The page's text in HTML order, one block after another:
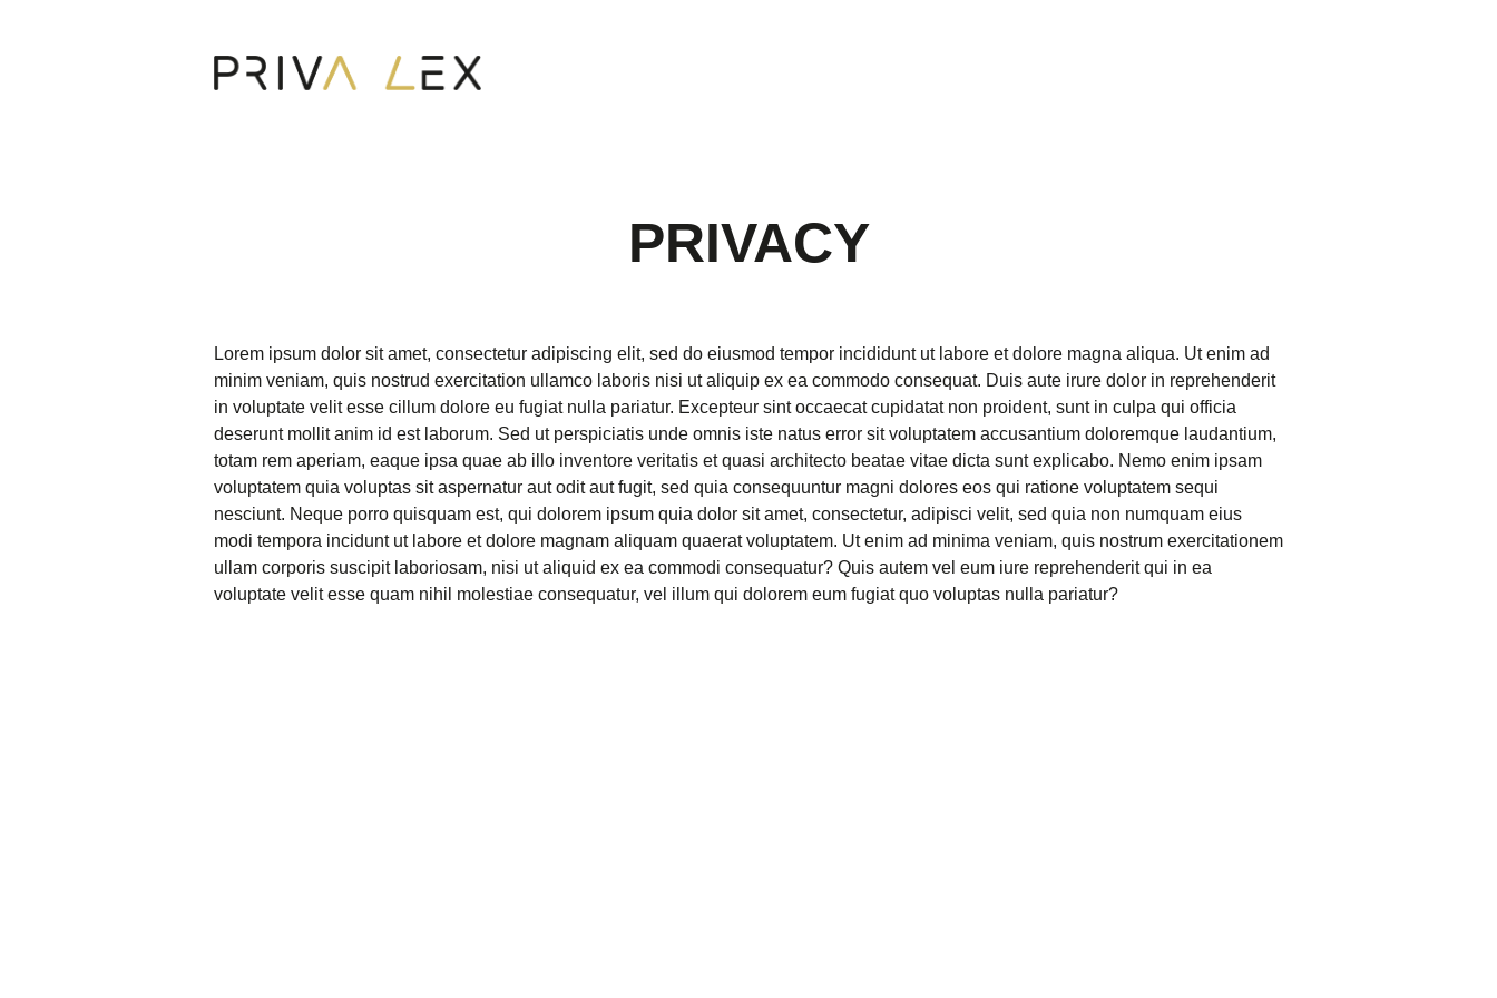
PRIVACY
Lorem ipsum dolor sit amet, consectetur adipiscing elit, sed do eiusmod tempor incididunt ut labore et dolore magna aliqua. Ut enim ad
minim veniam, quis nostrud exercitation ullamco laboris nisi ut aliquip ex ea commodo consequat. Duis aute irure dolor in reprehenderit
in voluptate velit esse cillum dolore eu fugiat nulla pariatur. Excepteur sint occaecat cupidatat non proident, sunt in culpa qui officia
deserunt mollit anim id est laborum. Sed ut perspiciatis unde omnis iste natus error sit voluptatem accusantium doloremque laudantium,
totam rem aperiam, eaque ipsa quae ab illo inventore veritatis et quasi architecto beatae vitae dicta sunt explicabo. Nemo enim ipsam
voluptatem quia voluptas sit aspernatur aut odit aut fugit, sed quia consequuntur magni dolores eos qui ratione voluptatem sequi
nesciunt. Neque porro quisquam est, qui dolorem ipsum quia dolor sit amet, consectetur, adipisci velit, sed quia non numquam eius
modi tempora incidunt ut labore et dolore magnam aliquam quaerat voluptatem. Ut enim ad minima veniam, quis nostrum exercitationem
ullam corporis suscipit laboriosam, nisi ut aliquid ex ea commodi consequatur? Quis autem vel eum iure reprehenderit qui in ea
voluptate velit esse quam nihil molestiae consequatur, vel illum qui dolorem eum fugiat quo voluptas nulla pariatur?